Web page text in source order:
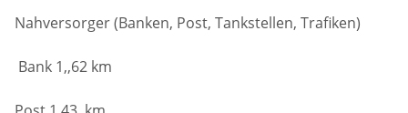
Nahversorger (Banken, Post, Tankstellen, Trafiken)
Bank 1,,62 km